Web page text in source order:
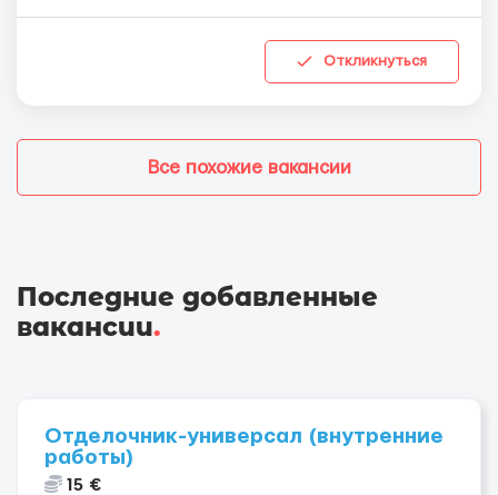
Откликнуться
Все похожие вакансии
Последние добавленные
вакансии.
Отделочник-универсал (внутренние
работы)
15 €